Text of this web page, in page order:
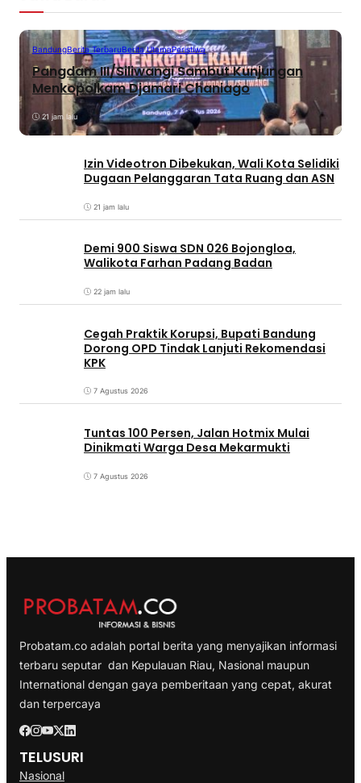
BandungBerita TerbaruBerita UtamaPeristiwa
Pangdam III/Siliwangi Sambut Kunjungan
Menkopolkam Djamari Chaniago
21 jam lalu
Izin Videotron Dibekukan, Wali Kota Selidiki
Dugaan Pelanggaran Tata Ruang dan ASN
21 jam lalu
Demi 900 Siswa SDN 026 Bojongloa,
Walikota Farhan Padang Badan
22 jam lalu
Cegah Praktik Korupsi, Bupati Bandung
Dorong OPD Tindak Lanjuti Rekomendasi
KPK
7 Agustus 2026
Tuntas 100 Persen, Jalan Hotmix Mulai
Dinikmati Warga Desa Mekarmukti
7 Agustus 2026
Probatam.co adalah portal berita yang menyajikan informasi
terbaru seputar dan Kepulauan Riau, Nasional maupun
International dengan gaya pemberitaan yang cepat, akurat
dan terpercaya
TELUSURI
Nasional